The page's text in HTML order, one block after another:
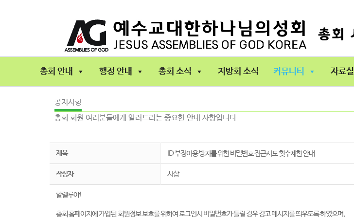
건
총회 안내 행정 안내 총회 소식 지방회 소식 커뮤니티 자료실
공지사항
총회 회원 여러분들에게 알려드리는 중요한 안내 사항입니다
제목 ID 부정이용 방지를 위한 비밀번호 접근시도 횟수제한 안내
작성자 시삽
할렐루야!
총회 홈페이지에 가입된 회원정보 보호를 위하여 로그인시 비밀번호가 틀릴 경우 경고 메시지를 띄우도록 하였으며,